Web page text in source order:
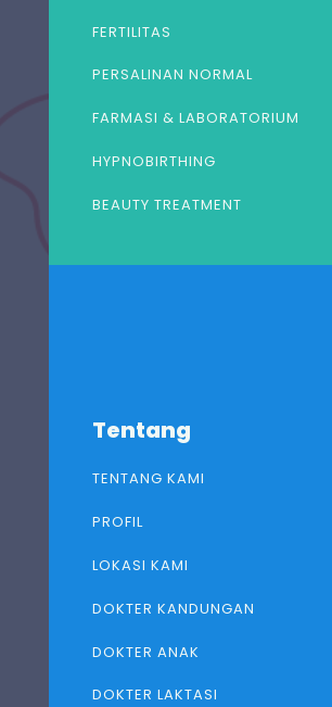
FERTILITAS
PERSALINAN NORMAL
FARMASI & LABORATORIUM
HYPNOBIRTHING
BEAUTY TREATMENT
Tentang
TENTANG KAMI
PROFIL
LOKASI KAMI
DOKTER KANDUNGAN
DOKTER ANAK
DOKTER LAKTASI